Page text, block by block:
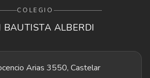
COLEGIO
BAUTISTA ALBERDI
Arias 3550, Castelar